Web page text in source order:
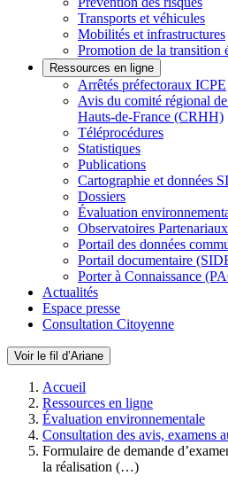
Transports et véhicules
Mobilités et infrastructures
Promotion de la transition
Ressources en ligne
Arrêtés préfectoraux ICPE
Avis du comité régional
Hauts-de-France (CRHH)
Téléprocédures
Statistiques
Publications
Cartographie et données
Dossiers
Évaluation
Observatoires Partenariaux
Portail des données
Portail documentaire
Porter à Connaissance
Actualités
Espace presse
Consultation Citoyenne
Voir le fil d’Ariane
Accueil
Ressources en ligne
Évaluation environnementale
Consultation des avis, examens
Formulaire de demande
la réalisation (…)